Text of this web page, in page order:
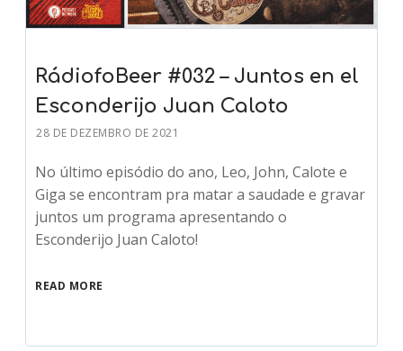
RádiofoBeer #032 – Juntos en el
Esconderijo Juan Caloto
28 DE DEZEMBRO DE 2021
No último episódio do ano, Leo, John, Calote e
Giga se encontram pra matar a saudade e gravar
juntos um programa apresentando o
Esconderijo Juan Caloto!
READ MORE